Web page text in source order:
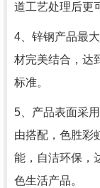
道工艺处理后更
4、锌钢产品最
材完美结合，达
标准。
5、产品表面采
由搭配，色胜彩
能，自洁环保，
色生活产品。